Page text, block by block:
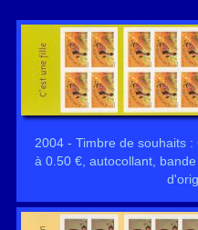
2004 - Timbre de souhaits
à 0.50 €, autocollant,